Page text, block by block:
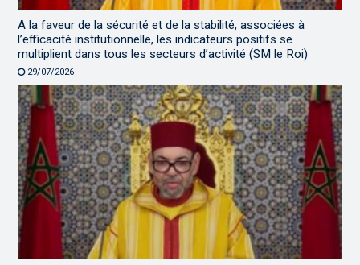
A la faveur de la sécurité et de la stabilité, associées à
l’efficacité institutionnelle, les indicateurs positifs se
multiplient dans tous les secteurs d’activité (SM le Roi)
29/07/2026